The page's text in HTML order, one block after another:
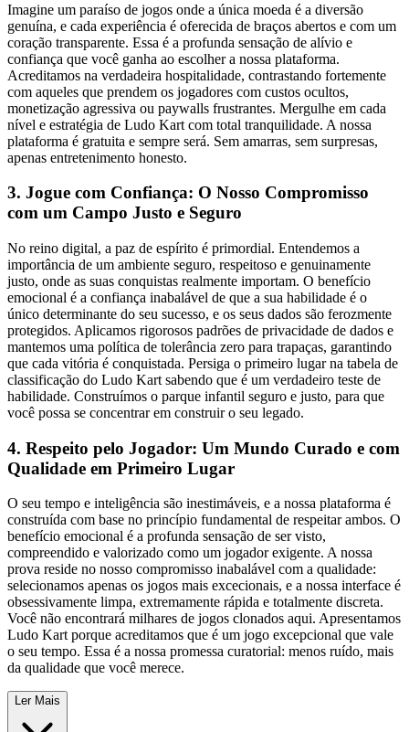
Imagine um paraíso de jogos onde a única moeda é a diversão
genuína, e cada experiência é oferecida de braços abertos e com um
coração transparente. Essa é a profunda sensação de alívio e
confiança que você ganha ao escolher a nossa plataforma.
Acreditamos na verdadeira hospitalidade, contrastando fortemente
com aqueles que prendem os jogadores com custos ocultos,
monetização agressiva ou paywalls frustrantes. Mergulhe em cada
nível e estratégia de Ludo Kart com total tranquilidade. A nossa
plataforma é gratuita e sempre será. Sem amarras, sem surpresas,
apenas entretenimento honesto.
3. Jogue com Confiança: O Nosso Compromisso
com um Campo Justo e Seguro
No reino digital, a paz de espírito é primordial. Entendemos a
importância de um ambiente seguro, respeitoso e genuinamente
justo, onde as suas conquistas realmente importam. O benefício
emocional é a confiança inabalável de que a sua habilidade é o
único determinante do seu sucesso, e os seus dados são ferozmente
protegidos. Aplicamos rigorosos padrões de privacidade de dados e
mantemos uma política de tolerância zero para trapaças, garantindo
que cada vitória é conquistada. Persiga o primeiro lugar na tabela de
classificação do Ludo Kart sabendo que é um verdadeiro teste de
habilidade. Construímos o parque infantil seguro e justo, para que
você possa se concentrar em construir o seu legado.
4. Respeito pelo Jogador: Um Mundo Curado e com
Qualidade em Primeiro Lugar
O seu tempo e inteligência são inestimáveis, e a nossa plataforma é
construída com base no princípio fundamental de respeitar ambos. O
benefício emocional é a profunda sensação de ser visto,
compreendido e valorizado como um jogador exigente. A nossa
prova reside no nosso compromisso inabalável com a qualidade:
selecionamos apenas os jogos mais excecionais, e a nossa interface é
obsessivamente limpa, extremamente rápida e totalmente discreta.
Você não encontrará milhares de jogos clonados aqui. Apresentamos
Ludo Kart porque acreditamos que é um jogo excepcional que vale
o seu tempo. Essa é a nossa promessa curatorial: menos ruído, mais
da qualidade que você merece.
Ler Mais